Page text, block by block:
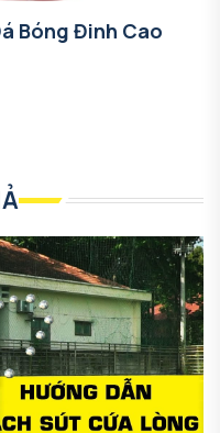
Bóng Đinh Cao